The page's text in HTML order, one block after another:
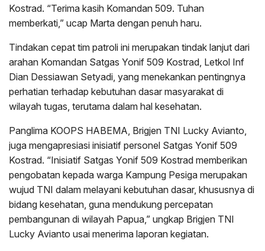
Kostrad. “Terima kasih Komandan 509. Tuhan
memberkati,” ucap Marta dengan penuh haru.
Tindakan cepat tim patroli ini merupakan tindak lanjut dari
arahan Komandan Satgas Yonif 509 Kostrad, Letkol Inf
Dian Dessiawan Setyadi, yang menekankan pentingnya
perhatian terhadap kebutuhan dasar masyarakat di
wilayah tugas, terutama dalam hal kesehatan.
Panglima KOOPS HABEMA, Brigjen TNI Lucky Avianto,
juga mengapresiasi inisiatif personel Satgas Yonif 509
Kostrad. “Inisiatif Satgas Yonif 509 Kostrad memberikan
pengobatan kepada warga Kampung Pesiga merupakan
wujud TNI dalam melayani kebutuhan dasar, khususnya di
bidang kesehatan, guna mendukung percepatan
pembangunan di wilayah Papua,” ungkap Brigjen TNI
Lucky Avianto usai menerima laporan kegiatan.